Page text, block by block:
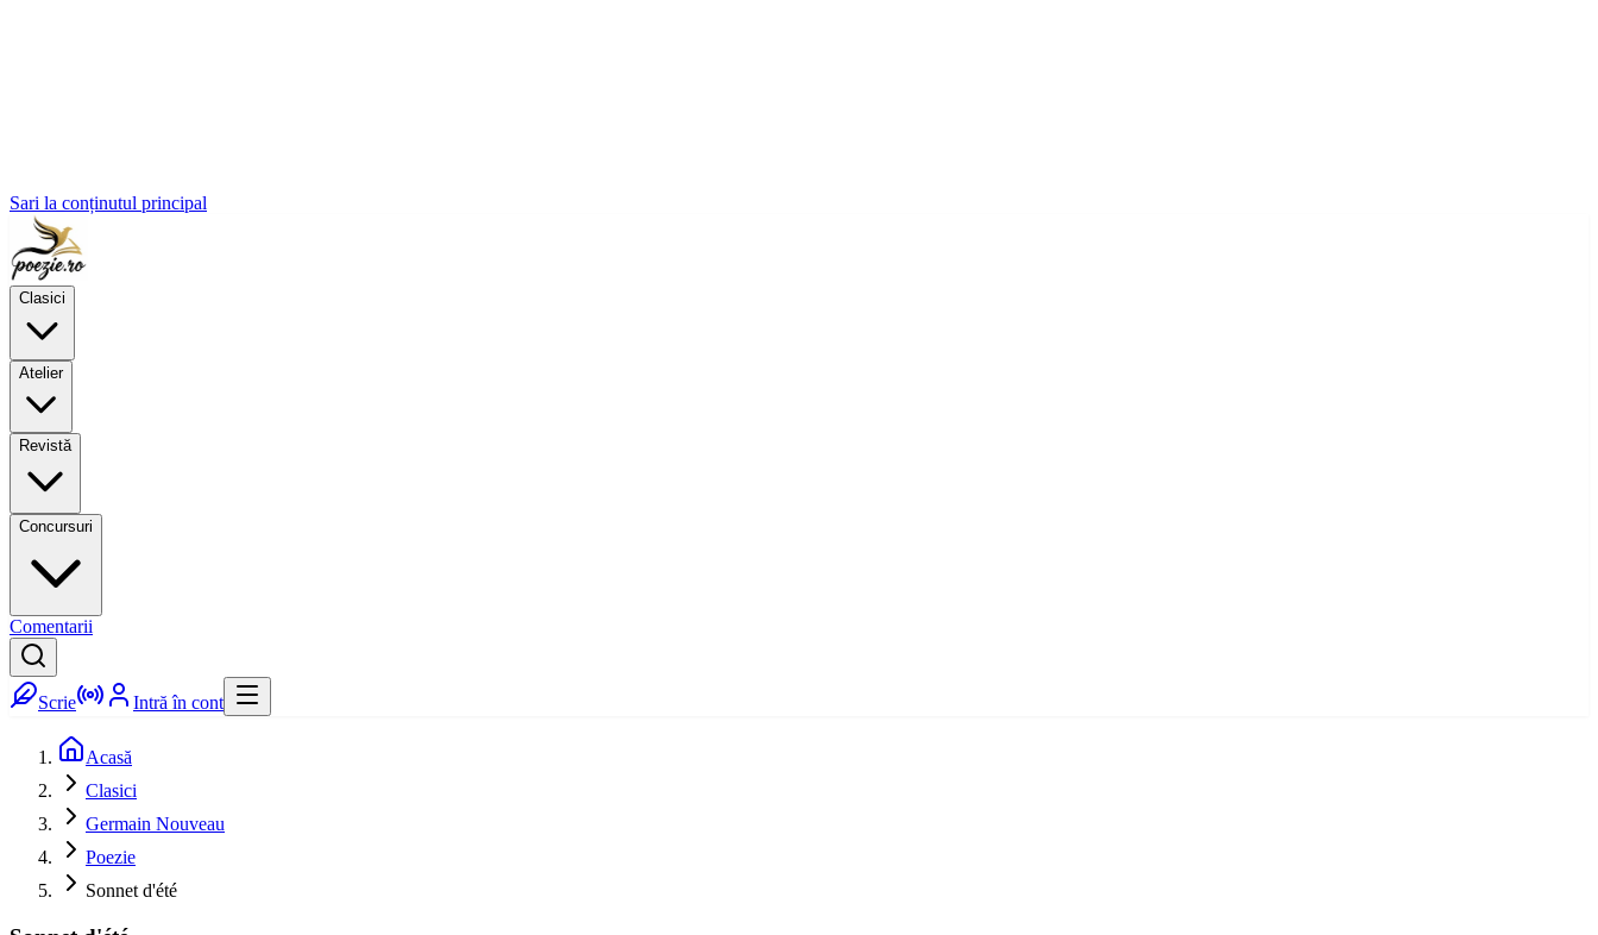
Sari la conținutul principal
Clasici
Atelier
Revistă
Concursuri
Comentarii
Scrie Intră în cont
Acasă
Clasici
Germain Nouveau
Poezie
Sonnet d'été